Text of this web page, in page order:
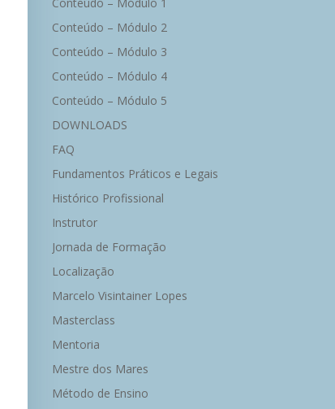
Conteúdo – Módulo 2
Conteúdo – Módulo 3
Conteúdo – Módulo 4
Conteúdo – Módulo 5
DOWNLOADS
FAQ
Fundamentos Práticos e Legais
Histórico Profissional
Instrutor
Jornada de Formação
Localização
Marcelo Visintainer Lopes
Masterclass
Mentoria
Mestre dos Mares
Método de Ensino